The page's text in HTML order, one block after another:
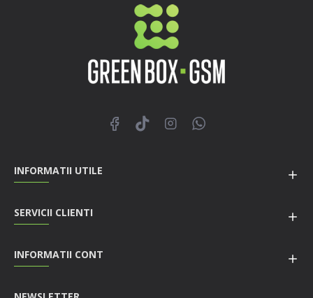
INFORMATII UTILE
SERVICII CLIENTI
INFORMATII CONT